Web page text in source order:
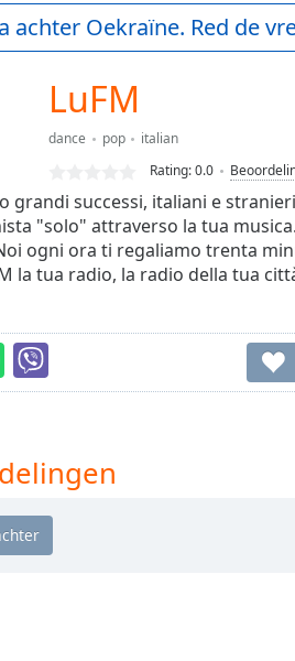
achter Oekraïne. Red de
LuFM
dance pop
italian
Rating:0.0
grandi successi, italiani e
"solo" attraverso la tua
ogni ora ti regaliamo trenta
la tua radio, la radio della tua